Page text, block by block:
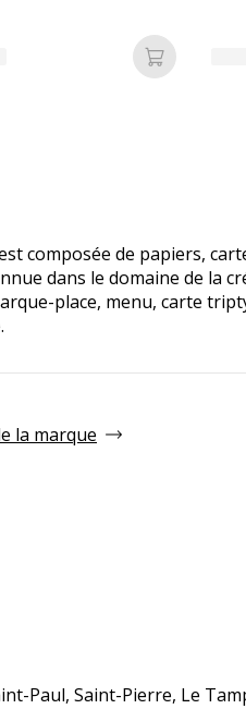
Ajouter au
composée de papiers,
dans le domaine de
place, menu, carte
la marque
Paul, Saint-Pierre, Le